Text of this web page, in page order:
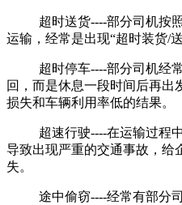
超时送货----部分司机按
运输，经常是出现“超时装货/
超时停车----部分司机经
回，而是休息一段时间后再出
损失和车辆利用率低的结果。
超速行驶----在运输过程
导致出现严重的交通事故，给
失。
途中偷窃----经常有部分